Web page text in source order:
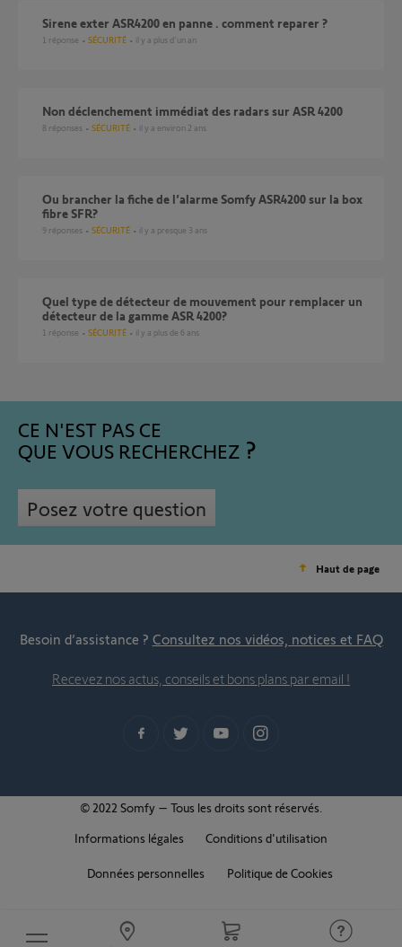
sirene exter ASR4200 en panne . comment reparer ?
1 réponse SÉCURITÉ il y a plus d'un an
Non déclenchement immédiat des radars sur ASR 4200
8 réponses SÉCURITÉ il y a environ 2 ans
Ou brancher la fiche de l’alarme Somfy ASR4200 sur la box
fibre SFR?
9 réponses SÉCURITÉ il y a presque 3 ans
Quel type de détecteur de mouvement pour remplacer un
détecteur de la gamme ASR 4200?
1 réponse SÉCURITÉ il y a plus de 6 ans
CE N'EST PAS CE
QUE VOUS RECHERCHEZ
Posez votre question
Haut de page
Besoin d’assistance ? Consultez nos vidéos, notices et FAQ
Recevez nos actus, conseils et bons plans par email !
© 2022 Somfy – Tous les droits sont réservés.
Informations légales
Conditions d'utilisation
Données personnelles Politique de Cookies